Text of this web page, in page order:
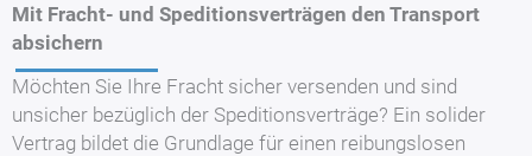
Mit Fracht- und Speditionsverträgen den Transport
absichern
Möchten Sie Ihre Fracht sicher versenden und sind
unsicher bezüglich der Speditionsverträge? Ein solider
Vertrag bildet die Grundlage für einen reibungslosen